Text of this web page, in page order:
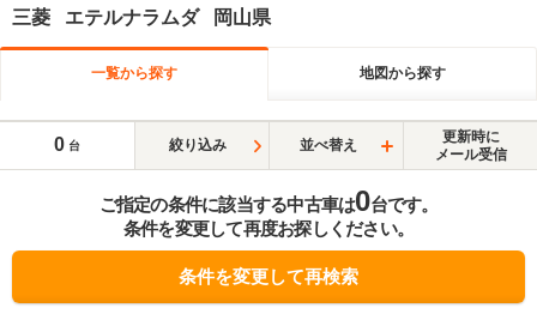
三菱 エテルナラムダ 岡山県
一覧から探す 地図から探す
0 台 絞り込み 並べ替え
更新時に
メール受信
ご指定の条件に該当する中古車は0台です。
条件を変更して再度お探しください。
条件を変更して再検索